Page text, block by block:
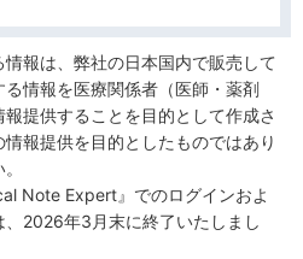
報は、弊社の日本国内で販売して
情報を医療関係者（医師・薬剤
提供することを目的として作成さ
報提供を目的としたものではあり
Note Expert』でのログインおよ
2026年3月末に終了いたしまし